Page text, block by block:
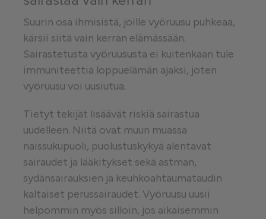
Suurin osa ihmisistä, joille vyöruusu puhkeaa,
kärsii siitä vain kerran elämässään.
Sairastetusta vyöruususta ei kuitenkaan tule
immuniteettia loppuelämän ajaksi, joten
vyöruusu voi uusiutua.
Tietyt tekijät lisäävät riskiä sairastua
uudelleen. Niitä ovat muun muassa
naissukupuoli, puolustuskykyä alentavat
sairaudet ja lääkitykset sekä astman,
sydänsairauksien ja keuhkoahtaumataudin
kaltaiset perussairaudet. Vyöruusu uusii
helpommin myös silloin, jos aikaisemmin